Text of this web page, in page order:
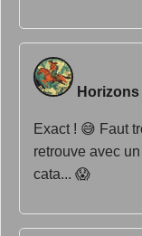
Horizons
Exact ! 😅 Faut
retrouve avec
cata... 😱